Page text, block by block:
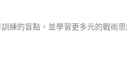
練的盲點，並學習更多元的戰術